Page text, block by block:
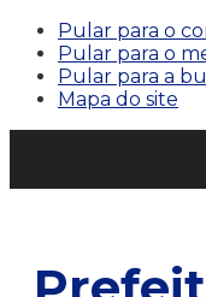
Pular para o
Pular para o
Pular para a
Mapa do site